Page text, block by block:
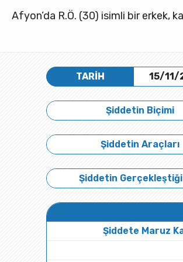
Afyon’da R.Ö. (30) isimli bir erkek,
TARİH 15/11/
Şiddetin Biçimi
Şiddetin Araçları
Şiddetin
Şiddete Maruz